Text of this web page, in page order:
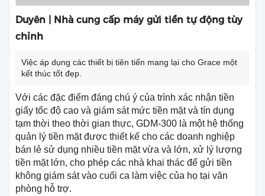
Duyên | Nhà cung cấp máy gửi tiền tự động tùy
chỉnh
Việc áp dụng các thiết bị tiên tiến mang lại cho Grace một
kết thúc tốt đẹp.
Với các đặc điểm đáng chú ý của trình xác nhận tiền
giấy tốc độ cao và giám sát mức tiền mặt và tín dụng
tạm thời theo thời gian thực, GDM-300 là một hệ thống
quản lý tiền mặt được thiết kế cho các doanh nghiệp
bán lẻ sử dụng nhiều tiền mặt vừa và lớn, xử lý lượng
tiền mặt lớn, cho phép các nhà khai thác để gửi tiền
không giám sát vào cuối ca làm việc của họ tại văn
phòng hỗ trợ.